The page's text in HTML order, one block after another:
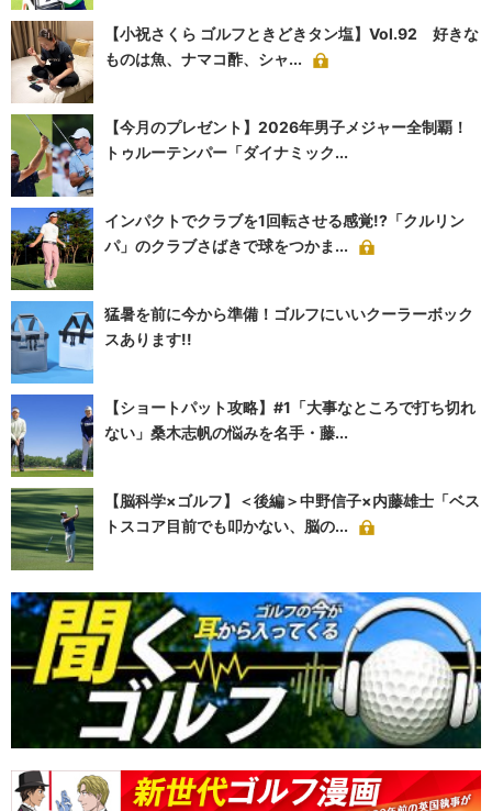
【小祝さくら ゴルフときどきタン塩】Vol.92 好きな
ものは魚、ナマコ酢、シャ...
【今月のプレゼント】2026年男子メジャー全制覇！
トゥルーテンパー「ダイナミック...
インパクトでクラブを1回転させる感覚!?「クルリン
パ」のクラブさばきで球をつかま...
猛暑を前に今から準備！ゴルフにいいクーラーボック
スあります!!
【ショートパット攻略】#1「大事なところで打ち切れ
ない」桑木志帆の悩みを名手・藤...
【脳科学×ゴルフ】＜後編＞中野信子×内藤雄士「ベス
トスコア目前でも叩かない、脳の...